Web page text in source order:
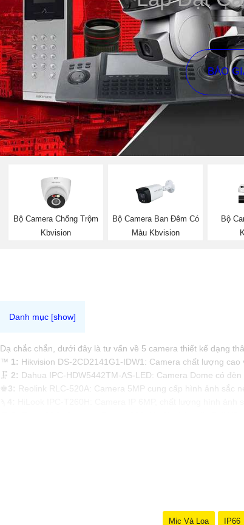
BÁO
Bộ Camera Chống Trộm
Kbvision
Bộ Camera Ban Đêm Có
Màu Kbvision
Bộ
Dạ chắc chắn, dưới đây là tư vấn về 5 camera thiết kế dạng
™️ 1: Hikvision DS-2CD2141G1-IDW1: Camera chất lượng
🗜️ 2: Dahua IPC-HDW5442TM-AS-LED: Camera Dome có
♚ 3: Reolink RLC-520A: Camera 5MP cung cấp hình ảnh sắc
Mic Và Loa IP66